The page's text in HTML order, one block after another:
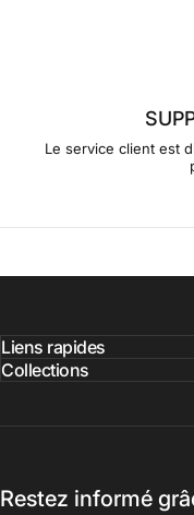
Le service client est
Liens rapides
Collections
Restez informé